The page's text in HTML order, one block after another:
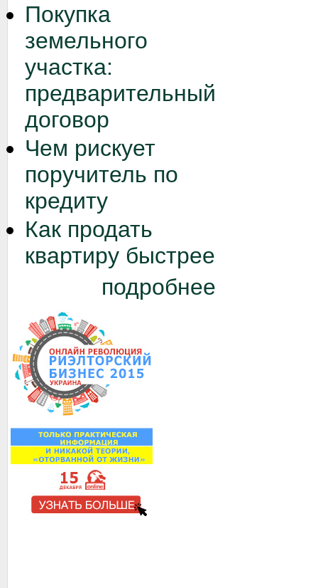
Покупка
земельного
участка:
предварительный
договор
Чем рискует
поручитель по
кредиту
Как продать
квартиру быстрее
подробнее